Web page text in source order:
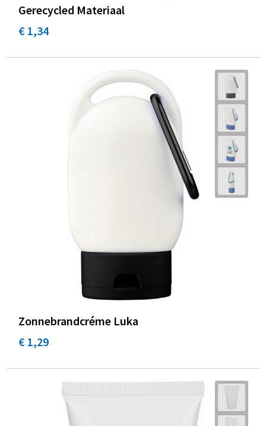
Gerecycled Materiaal
€ 1,34
Zonnebrandcréme Luka
€ 1,29